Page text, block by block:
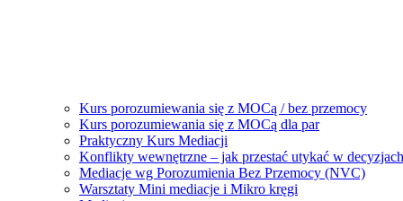
Kurs porozumiewania się z MOCą / bez przemocy
Kurs porozumiewania się z MOCą dla par
Praktyczny Kurs Mediacji
Konflikty wewnętrzne – jak przestać utykać w
Mediacje wg Porozumienia Bez Przemocy (NVC)
Warsztaty Mini mediacje i Mikro kręgi